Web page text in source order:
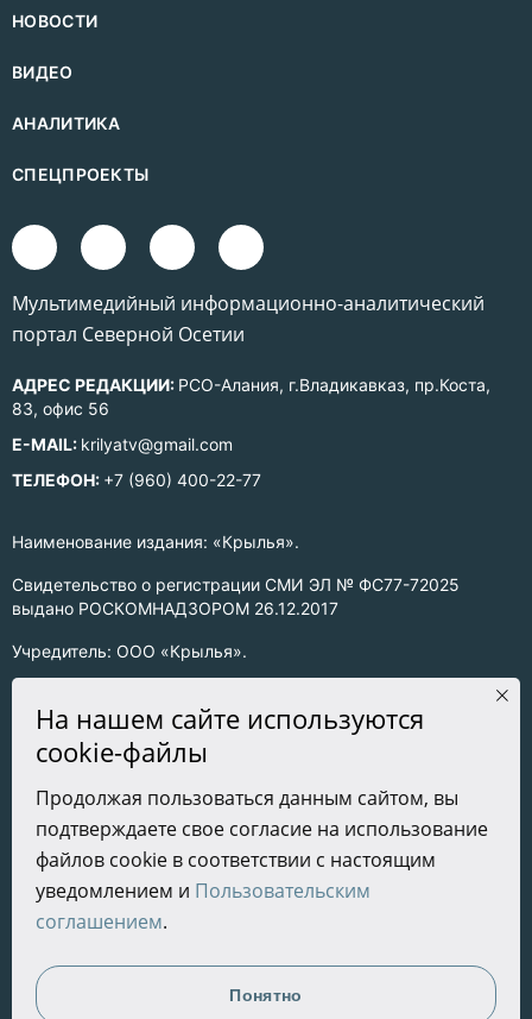
Наименование издания: «Крылья».
Свидетельство о регистрации СМИ ЭЛ № ФС77-72025
выдано РОСКОМНАДЗОРОМ 26.12.2017
Учредитель: ООО «Крылья».
Информация на сайте предназначена для лиц старше 16 лет.
защищены в соответствии с российским законодательством
об интеллектуальной собственности. Любое использование
текстовых, фото, аудио и видеоматериалов возможно только
с согласия правообладателя (ООО «Крылья») и при строгом
наличии ссылки на ресурс. Для сетевых ресурсов –
гиперссылка.
Разработка сайта
НОВОСТИ
ВИДЕО
АНАЛИТИКА
СПЕЦПРОЕКТЫ
Mультимедийный информационно-аналитический
портал Северной Осетии
АДРЕС РЕДАКЦИИ: РСО-Алания, г.Владикавказ, пр.Коста,
83, офис 56
E-MAIL: krilyatv@gmail.com
ТЕЛЕФОН: +7 (960) 400-22-77
На нашем сайте используются
cookie-файлы
Продолжая пользоваться данным сайтом, вы
подтверждаете свое согласие на использование
файлов cookie в соответствии с настоящим
уведомлением и Пользовательским
соглашением.
Понятно